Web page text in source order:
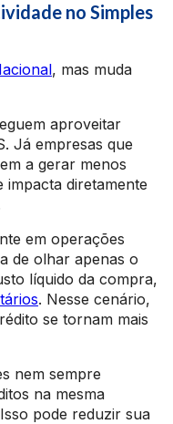
no Simples
, mas muda
aproveitar
Já empresas que
a gerar menos
impacta diretamente
em operações
de olhar apenas o
líquido da compra,
. Nesse cenário,
se tornam mais
nem sempre
na mesma
pode reduzir sua